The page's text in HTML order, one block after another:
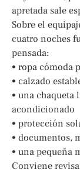
apretada sale
Sobre el
cuatro noches
pensada:
• ropa cómoda
• calzado
• una chaqueta
acondicionado
• protección
• documentos,
• una pequeña
Conviene